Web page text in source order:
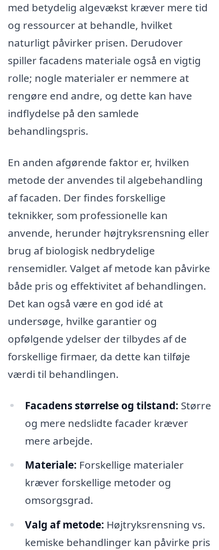
med betydelig algevækst kræver mere tid
og ressourcer at behandle, hvilket
naturligt påvirker prisen. Derudover
spiller facadens materiale også en vigtig
rolle; nogle materialer er nemmere at
rengøre end andre, og dette kan have
indflydelse på den samlede
behandlingspris.
En anden afgørende faktor er, hvilken
metode der anvendes til algebehandling
af facaden. Der findes forskellige
teknikker, som professionelle kan
anvende, herunder højtryksrensning eller
brug af biologisk nedbrydelige
rensemidler. Valget af metode kan påvirke
både pris og effektivitet af behandlingen.
Det kan også være en god idé at
undersøge, hvilke garantier og
opfølgende ydelser der tilbydes af de
forskellige firmaer, da dette kan tilføje
værdi til behandlingen.
Facadens størrelse og tilstand: Større
og mere nedslidte facader kræver
mere arbejde.
Materiale: Forskellige materialer
kræver forskellige metoder og
omsorgsgrad.
Valg af metode: Højtryksrensning vs.
kemiske behandlinger kan påvirke pris